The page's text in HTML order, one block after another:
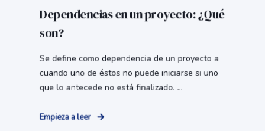
Dependencias en un proyecto: ¿Qué
son?
Se define como dependencia de un proyecto a
cuando uno de éstos no puede iniciarse si uno
que lo antecede no está finalizado. ...
Empieza a leer